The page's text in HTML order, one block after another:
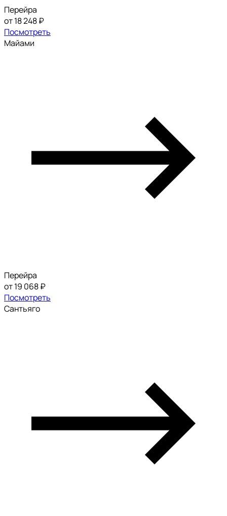
Перейра
от 18 248 ₽
Посмотреть
Майами
Перейра
от 19 068 ₽
Посмотреть
Сантьяго